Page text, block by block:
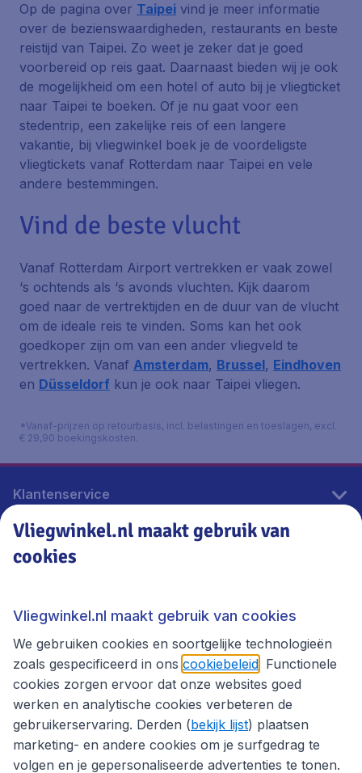
Op de pagina over Taipei vind je meer informatie
over de bezienswaardigheden, restaurants en beste
reistijd van Taipei. Zo weet je zeker dat je goed
voorbereid op reis gaat. Daarnaast bieden wij je ook
de mogelijkheid om een hotel of auto bij je vliegticket
naar Taipei te boeken. Of je nu gaat voor een
stedentrip, een zakelijke reis of een langere
vakantie, bij vliegwinkel boek je de voordeligste
vliegtickets vanaf Rotterdam naar Taipei en vele
andere bestemmingen.
Vind de beste vlucht
Vanaf Rotterdam Airport vertrekken er vaak zowel
‘s ochtends als ‘s avonds vluchten. Kijk daarom
goed naar de vertrektijden en de duur van de vlucht
om de ideale reis te vinden. Soms kan het ook
goedkoper zijn om van een ander vliegveld te
vertrekken. Vanaf Amsterdam, Brussel, Eindhoven
en Düsseldorf kun je ook naar Taipei vliegen.
*Vanaf-prijzen op retourbasis, incl. belastingen en toeslagen, excl.
€ 29,90 boekingskosten.
Klantenservice
Vliegwinkel.nl
Thema's
Vliegwinkel.nl maakt gebruik van
cookies
Vliegwinkel.nl maakt gebruik van cookies
We gebruiken cookies en soortgelijke technologieën
zoals gespecificeerd in ons cookiebeleid . Functionele
cookies zorgen ervoor dat onze websites goed
werken en analytische cookies verbeteren de
gebruikerservaring. Derden (bekijk lijst) plaatsen
marketing- en andere cookies om je surfgedrag te
volgen en je gepersonaliseerde advertenties te tonen.